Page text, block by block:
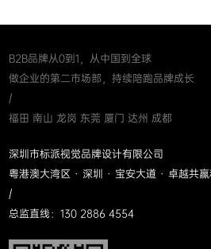
B2B品牌从0到1，从中国到全球
做企业的第二市场部，持续陪跑品牌成长
/
福田 南山 龙岗 东莞 厦门 达州 成都
深圳市标派视觉品牌设计有限公司
粤港澳大湾区 · 深圳 · 宝安大道 · 卓越共
/
总监直线：130 2886 4554